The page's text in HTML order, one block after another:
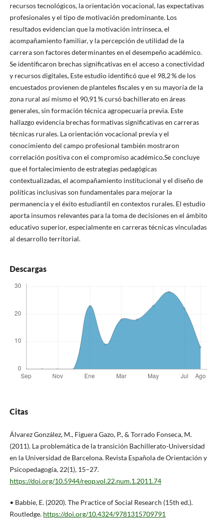
recursos tecnológicos, la orientación vocacional, las expectativas
profesionales y el tipo de motivación predominante. Los
resultados evidencian que la motivación intrínseca, el
acompañamiento familiar, y la percepción de utilidad de la
carrera son factores determinantes en el desempeño académico.
Se identificaron brechas significativas en el acceso a conectividad
y recursos digitales, Este estudio identificó que el 98,2 % de los
encuestados provienen de planteles fiscales y en su mayoría de la
zona rural así mismo el 90,91 % cursó bachillerato en áreas
generales, sin formación técnica agropecuaria previa. Este
hallazgo evidencia brechas formativas significativas en carreras
técnicas rurales. La orientación vocacional previa y el
conocimiento del campo profesional también mostraron
correlación positiva con el compromiso académico.Se concluye
que el fortalecimiento de estrategias pedagógicas
contextualizadas, el acompañamiento institucional y el diseño de
políticas inclusivas son fundamentales para mejorar la
permanencia y el éxito estudiantil en contextos rurales. El estudio
aporta insumos relevantes para la toma de decisiones en el ámbito
educativo superior, especialmente en carreras técnicas vinculadas
al desarrollo territorial.
Descargas
Citas
Álvarez González, M., Figuera Gazo, P., & Torrado Fonseca, M.
(2011). La problemática de la transición Bachillerato-Universidad
en la Universidad de Barcelona. Revista Española de Orientación y
Psicopedagogía, 22(1), 15–27.
https://doi.org/10.5944/reop.vol.22.num.1.2011.74
• Babbie, E. (2020). The Practice of Social Research (15th ed.).
Routledge. https://doi.org/10.4324/9781315709791